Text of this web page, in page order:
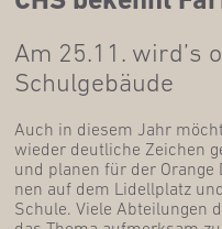
Am 25.11. wird’s
Schulgebäude
Auch in die­sem Jahr
wie­der deut­li­che Zei­chen
und pla­nen für der
nen auf dem Lidell­platz
Schu­le. Vie­le Abtei­lun­gen